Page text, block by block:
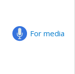
For media